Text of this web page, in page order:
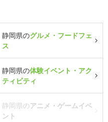
静岡県のグルメ・フードフェ
ス
静岡県の体験イベント・アク
ティビティ
静岡県のアニメ・ゲームイベ
ント